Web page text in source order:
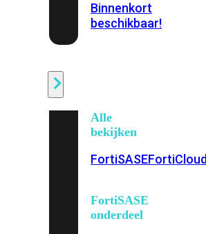
Binnenkort
beschikbaar!
Alle
bekijken
FortiSASEFortiCloud
FortiSASE
onderdeel